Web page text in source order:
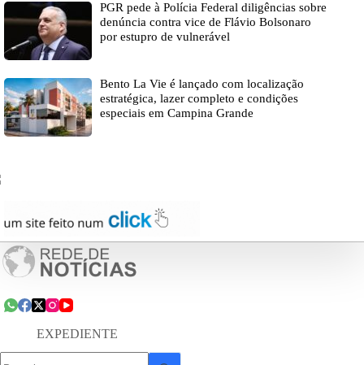
PGR pede à Polícia Federal diligências sobre
denúncia contra vice de Flávio Bolsonaro
por estupro de vulnerável
Bento La Vie é lançado com localização
estratégica, lazer completo e condições
especiais em Campina Grande
EXPEDIENTE